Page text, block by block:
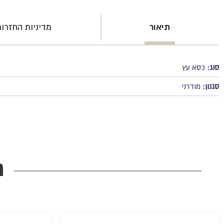
תיאור מדיניות
סוג: כסא עץ
סגנון: מודרני